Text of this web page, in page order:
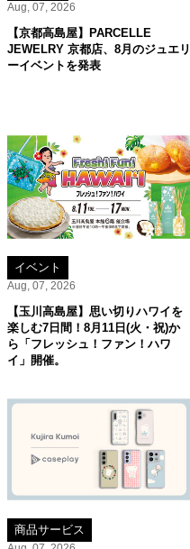
Aug, 07, 2026
【京都高島屋】PARCELLE
JEWELRY 京都店、8月のジュエリ
ーイベントを発表
イベント
Aug, 07, 2026
【玉川高島屋】思い切りハワイを
楽しむ7日間！8月11日(火・祝)か
ら「フレッシュ！ファン！ハワ
イ」開催。
商品サービス